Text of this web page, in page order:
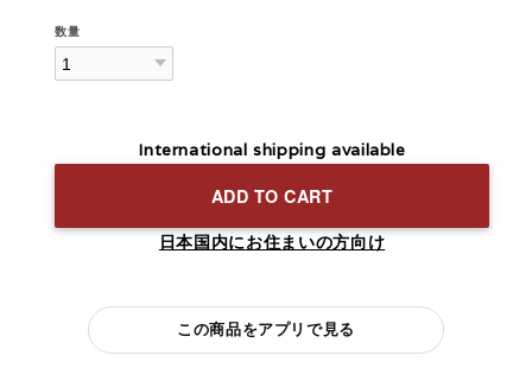
数量
International shipping available
ADD TO CART
日本国内にお住まいの方向け
この商品をアプリで見る